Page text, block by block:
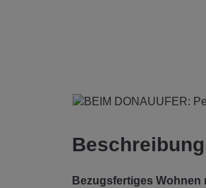
Beschreibung
Bezugsfertiges Wohnen